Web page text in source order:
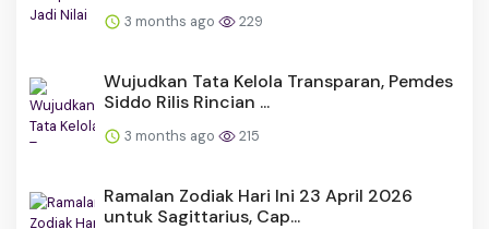
3 months ago 229
Wujudkan Tata Kelola Transparan, Pemdes
Siddo Rilis Rincian ...
3 months ago 215
Ramalan Zodiak Hari Ini 23 April 2026
untuk Sagittarius, Cap...